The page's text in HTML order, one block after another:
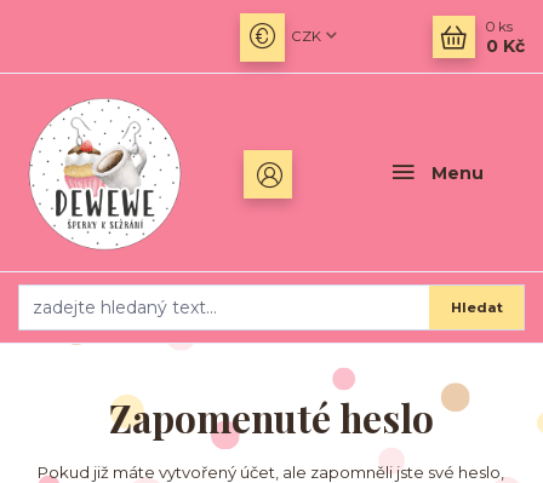
Menu
CZK
Hledat
0 ks
0 Kč
Zapomenuté heslo
Pokud již máte vytvořený účet, ale zapomněli jste své heslo,